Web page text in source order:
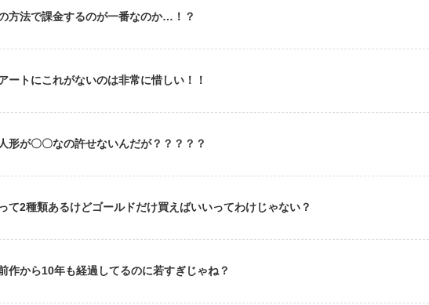
方法で課金するのが一番なのか…！？
ートにこれがないのは非常に惜しい！！
形が〇〇なの許せないんだが？？？？？
て2種類あるけどゴールドだけ買えばいいってわけじゃない？
作から10年も経過してるのに若すぎじゃね？